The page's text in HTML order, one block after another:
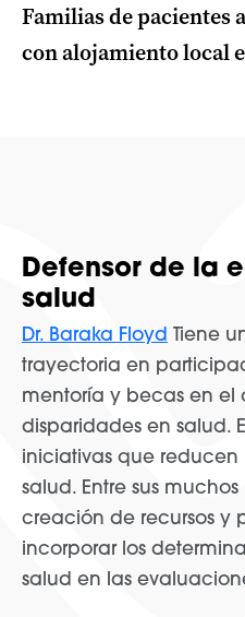
Familias de pacientes
con alojamiento local
Defensor de la
salud
Dr. Baraka Floyd Tiene
trayectoria en
mentoría y becas en el
disparidades en salud.
iniciativas que reducen
salud. Entre sus
creación de recursos y
incorporar los
salud en las